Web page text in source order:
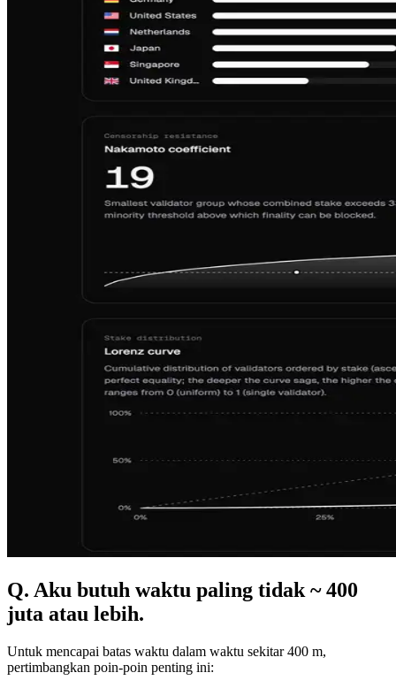
Q. Aku butuh waktu paling tidak ~ 400
juta atau lebih.
Untuk mencapai batas waktu dalam waktu sekitar 400 m,
pertimbangkan poin-poin penting ini: